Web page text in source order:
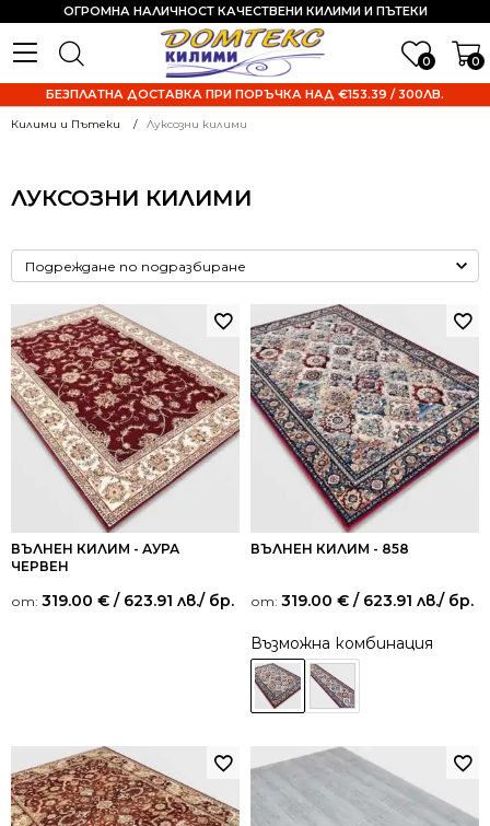
0 0
ОГРОМНА НАЛИЧНОСТ КАЧЕСТВЕНИ КИЛИМИ И ПЪТЕКИ
БЕЗПЛАТНА ДОСТАВКА ПРИ ПОРЪЧКА НАД €153.39 / 300ЛВ.
Килими и Пътеки Луксозни килими
ЛУКСОЗНИ КИЛИМИ
ВЪЛНЕН КИЛИМ - АУРА
ЧЕРВЕН
от: 319.00 € / 623.91 лв./ бр.
ВЪЛНЕН КИЛИМ - 858
от: 319.00 € / 623.91 лв./ бр.
Възможна комбинация